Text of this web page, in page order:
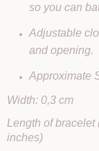
so you can
Adjustable
and opening.
Approximate
Width: 0,3 cm
Length of bracelet
inches)